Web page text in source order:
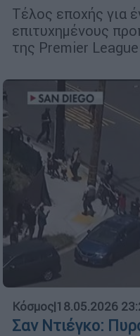
Τέλος εποχής για
επιτυχημένους
της Premier League
Κόσμος|18.05.2026
Σαν Ντιέγκο: